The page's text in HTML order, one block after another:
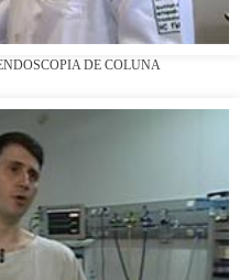
DE COLUNA